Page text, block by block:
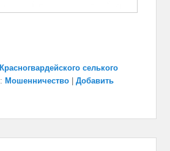
селького
Мошенничество |Добавить